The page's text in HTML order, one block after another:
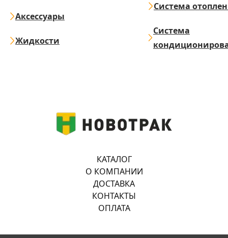
Аксессуары
Жидкости
Система
Система
КАТАЛОГ
О КОМПАНИИ
ДОСТАВКА
КОНТАКТЫ
ОПЛАТА